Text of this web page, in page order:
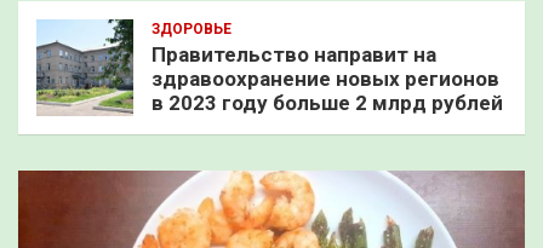
ЗДОРОВЬЕ
Правительство направит на
здравоохранение новых регионов
в 2023 году больше 2 млрд рублей